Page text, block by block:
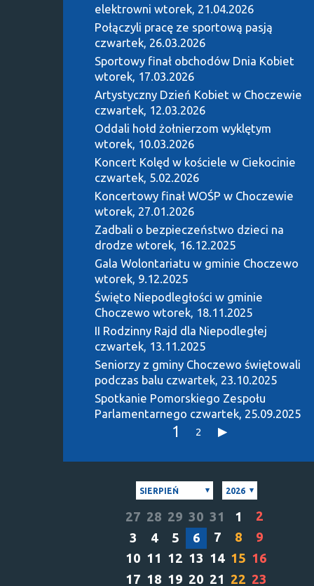
elektrowni wtorek, 21.04.2026
Połączyli pracę ze sportową pasją
czwartek, 26.03.2026
Sportowy finał obchodów Dnia Kobiet
wtorek, 17.03.2026
Artystyczny Dzień Kobiet w Choczewie
czwartek, 12.03.2026
Oddali hołd żołnierzom wyklętym
wtorek, 10.03.2026
Koncert Kolęd w kościele w Ciekocinie
czwartek, 5.02.2026
Koncertowy finał WOŚP w Choczewie
wtorek, 27.01.2026
Zadbali o bezpieczeństwo dzieci na
drodze wtorek, 16.12.2025
Gala Wolontariatu w gminie Choczewo
wtorek, 9.12.2025
Święto Niepodległości w gminie
Choczewo wtorek, 18.11.2025
II Rodzinny Rajd dla Niepodległej
czwartek, 13.11.2025
Seniorzy z gminy Choczewo świętowali
podczas balu czwartek, 23.10.2025
Spotkanie Pomorskiego Zespołu
Parlamentarnego czwartek, 25.09.2025
1 2
SIERPIEŃ 2026
27 28 29 30 31 1
2
3
4 5 6 7 8
9
10 11 12 13 14 15 16
17 18 19 20 21 22 23